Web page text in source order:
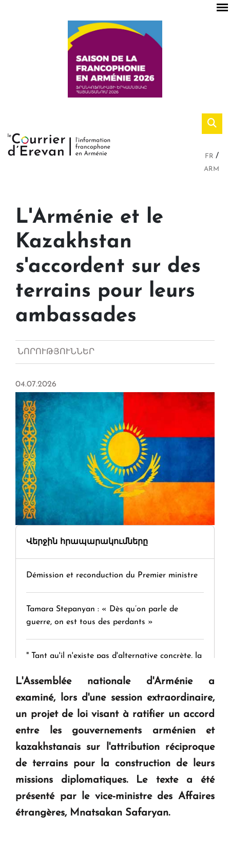
FR
ARM
L'Arménie et le
Kazakhstan
s'accordent sur des
terrains pour leurs
ambassades
ՆՈՐՈՒԹՅՈՒՆՆԵՐ
04.07.2026
Վերջին հրապարակումները
Démission et reconduction du Premier ministre
Tamara Stepanyan : « Dès qu’on parle de
guerre, on est tous des perdants »
" Tant qu'il n'existe pas d'alternative concrète, la
KASA : 30 ans d'audace, de résilience et d'avenir
en Arménie
Le premier hôtel Hyatt Regency d'Arménie
ouvrira ses portes à Dilijan
L'Assemblée nationale d'Arménie a
examiné, lors d'une session extraordinaire,
un projet de loi visant à ratifier un accord
entre les gouvernements arménien et
kazakhstanais sur l'attribution réciproque
de terrains pour la construction de leurs
missions diplomatiques. Le texte a été
présenté par le vice-ministre des Affaires
étrangères, Mnatsakan Safaryan.